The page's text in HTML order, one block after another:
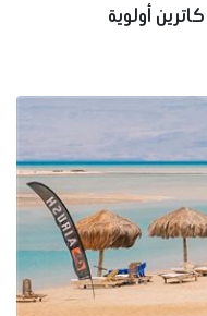
أولوية